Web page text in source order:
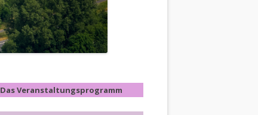
Das Veranstaltungsprogramm